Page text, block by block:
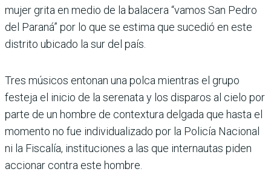
mujer grita en medio de la balacera “vamos San Pedro
del Paraná” por lo que se estima que sucedió en este
distrito ubicado la sur del país.
Tres músicos entonan una polca mientras el grupo
festeja el inicio de la serenata y los disparos al cielo por
parte de un hombre de contextura delgada que hasta el
momento no fue individualizado por la Policía Nacional
ni la Fiscalía, instituciones a las que internautas piden
accionar contra este hombre.